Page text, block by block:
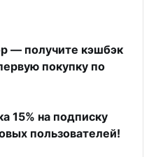
— получите кэшбэк
покупку по
15% на подписку
пользователей!